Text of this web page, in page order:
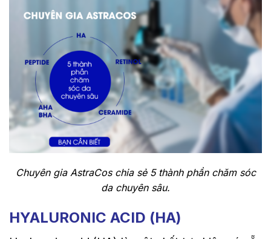
Chuyên gia AstraCos chia sẻ 5 thành phần chăm sóc
da chuyên sâu.
HYALURONIC ACID (HA)